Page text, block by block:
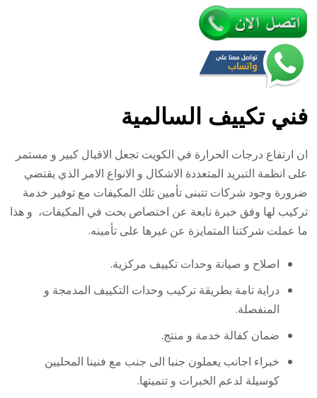
فني تكييف السالمية
ان ارتفاع درجات الحرارة في الكويت تجعل الاقبال كبير و مستمر
على انظمة التبريد المتعددة الاشكال و الانواع الامر الذي يقتضي
ضرورة وجود شركات تتبنى تأمين تلك المكيفات مع توفير خدمة
تركيب لها وفق خبرة نابعة عن اختصاص بحت في المكيفات، و هذا
ما عملت شركتنا المتمايزة عن غيرها على تأمينه.
اصلاح و صيانة وحدات تكييف مركزية.
دراية تامة بطريقة تركيب وحدات التكييف المدمجة و
المنفصلة.
ضمان كفالة خدمة و منتج.
خبراء اجانب يعملون جنبا الى جنب مع فنينا المحليين
كوسيلة لدعم الخبرات و تنميتها.